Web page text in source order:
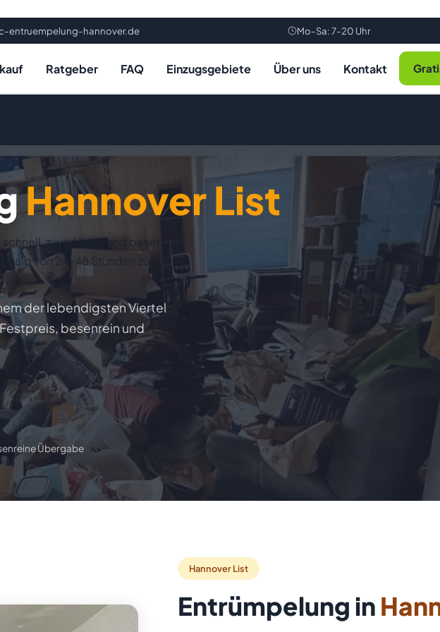
entruempelung-hannover.de Mo-Sa: 7-20 Uhr
Ratgeber FAQ Einzugsgebiete Über uns Kontakt
Hannover List
zuverlässig und besenrein.
von 24-48 Stunden zur
der lebendigsten Viertel
besenrein und
Übergabe
Hannover List
Entrümpelung in